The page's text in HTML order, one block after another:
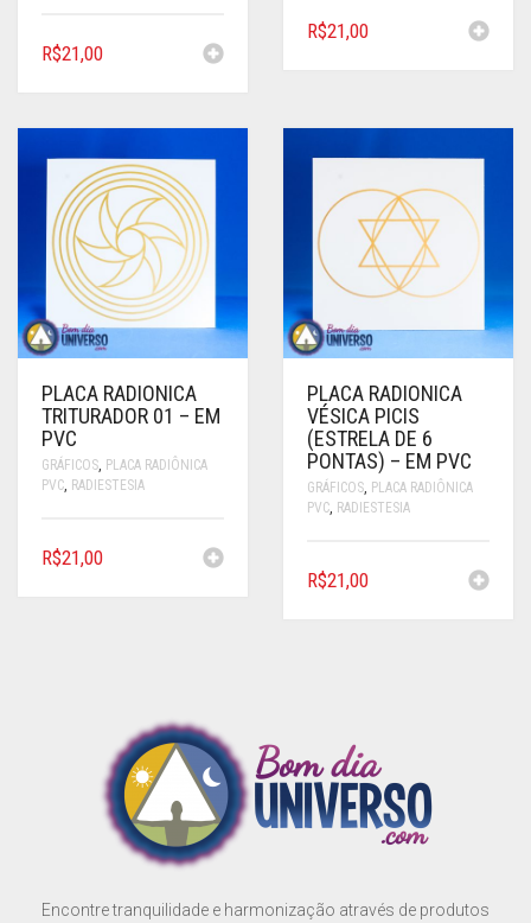
R$21,00
R$21,00
PLACA RADIONICA
TRITURADOR 01 – EM
PVC
GRÁFICOS, PLACA RADIÔNICA
PVC, RADIESTESIA
R$21,00
PLACA RADIONICA
VÉSICA PICIS
(ESTRELA DE 6
PONTAS) – EM PVC
GRÁFICOS, PLACA RADIÔNICA
PVC, RADIESTESIA
R$21,00
Encontre tranquilidade e harmonização através de produtos